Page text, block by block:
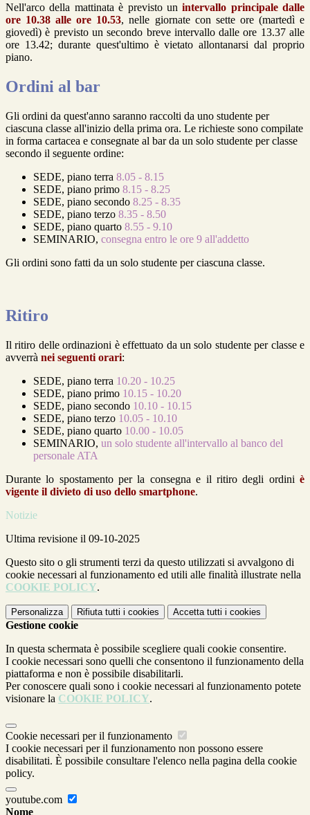
Nell'arco della mattinata è previsto unintervallo principale dalle
ore 10.38 alle ore 10.53, nelle giornate con sette ore (martedì e
giovedì) è previsto un secondo breve intervallo dalle ore 13.37 alle
ore 13.42; durante quest'ultimo è vietato allontanarsi dal proprio
piano.
Ordini al bar
Gli ordini da quest'anno saranno raccolti da uno studente per
ciascuna classe all'inizio della prima ora. Le richieste sono compilate
in forma cartacea e consegnate al bar da un solo studente per classe
secondo il seguente ordine:
SEDE, piano terra 8.05 - 8.15
SEDE, piano primo 8.15 - 8.25
SEDE, piano secondo 8.25 - 8.35
SEDE, piano terzo 8.35 - 8.50
SEDE, piano quarto 8.55 - 9.10
SEMINARIO, consegna entro le ore 9 all'addetto
Gli ordini sono fatti da un solo studente per ciascuna classe.
Ritiro
Il ritiro delle ordinazioni è effettuato da un solo studente per classe e
avverrà nei seguenti orari:
SEDE, piano terra 10.20 - 10.25
SEDE, piano primo 10.15 - 10.20
SEDE, piano secondo 10.10 - 10.15
SEDE, piano terzo 10.05 - 10.10
SEDE, piano quarto 10.00 - 10.05
SEMINARIO, un solo studente all'intervallo al banco del
personale ATA
Durante lo spostamento per la consegna e il ritiro degli ordini è
vigente il divieto di uso dello smartphone.
Notizie
Ultima revisione il 09-10-2025
Questo sito o gli strumenti terzi da questo utilizzati si avvalgono di
cookie necessari al funzionamento ed utili alle finalità illustrate nella
COOKIE POLICY.
Personalizza Rifiuta tutti i cookies Accetta tutti i cookies
Gestione cookie
In questa schermata è possibile scegliere quali cookie consentire.
I cookie necessari sono quelli che consentono il funzionamento della
piattaforma e non è possibile disabilitarli.
Per conoscere quali sono i cookie necessari al funzionamento potete
visionare la COOKIE POLICY.
Cookie necessari per il funzionamento
I cookie necessari per il funzionamento non possono essere
disabilitati. È possibile consultare l'elenco nella pagina della cookie
policy.
youtube.com
Nome